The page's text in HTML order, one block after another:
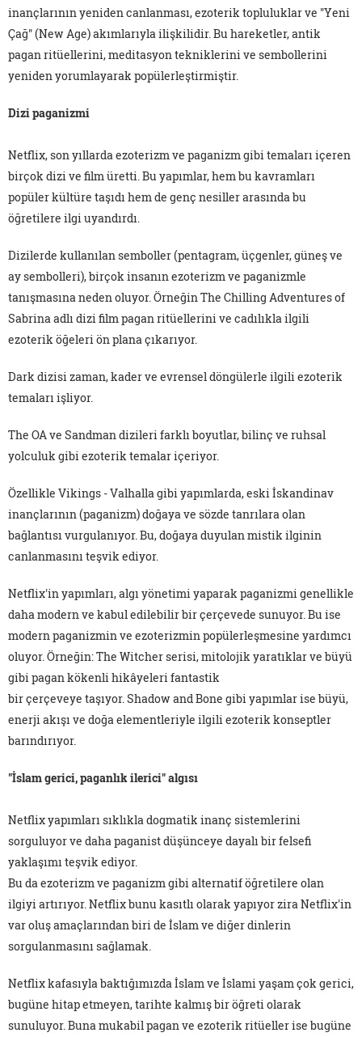
inançlarının yeniden canlanması, ezoterik topluluklar ve "Yeni
Çağ" (New Age) akımlarıyla ilişkilidir. Bu hareketler, antik
pagan ritüellerini, meditasyon tekniklerini ve sembollerini
yeniden yorumlayarak popülerleştirmiştir.
Dizi paganizmi
Netflix, son yıllarda ezoterizm ve paganizm gibi temaları içeren
birçok dizi ve film üretti. Bu yapımlar, hem bu kavramları
popüler kültüre taşıdı hem de genç nesiller arasında bu
öğretilere ilgi uyandırdı.
Dizilerde kullanılan semboller (pentagram, üçgenler, güneş ve
ay sembolleri), birçok insanın ezoterizm ve paganizmle
tanışmasına neden oluyor. Örneğin The Chilling Adventures of
Sabrina adlı dizi film pagan ritüellerini ve cadılıkla ilgili
ezoterik öğeleri ön plana çıkarıyor.
Dark dizisi zaman, kader ve evrensel döngülerle ilgili ezoterik
temaları işliyor.
The OA ve Sandman dizileri farklı boyutlar, bilinç ve ruhsal
yolculuk gibi ezoterik temalar içeriyor.
Özellikle Vikings - Valhalla gibi yapımlarda, eski İskandinav
inançlarının (paganizm) doğaya ve sözde tanrılara olan
bağlantısı vurgulanıyor. Bu, doğaya duyulan mistik ilginin
canlanmasını teşvik ediyor.
Netflix'in yapımları, algı yönetimi yaparak paganizmi genellikle
daha modern ve kabul edilebilir bir çerçevede sunuyor. Bu ise
modern paganizmin ve ezoterizmin popülerleşmesine yardımcı
oluyor. Örneğin: The Witcher serisi, mitolojik yaratıklar ve büyü
gibi pagan kökenli hikâyeleri fantastik
bir çerçeveye taşıyor. Shadow and Bone gibi yapımlar ise büyü,
enerji akışı ve doğa elementleriyle ilgili ezoterik konseptler
barındırıyor.
"İslam gerici, paganlık ilerici" algısı
Netflix yapımları sıklıkla dogmatik inanç sistemlerini
sorguluyor ve daha paganist düşünceye dayalı bir felsefi
yaklaşımı teşvik ediyor.
Bu da ezoterizm ve paganizm gibi alternatif öğretilere olan
ilgiyi artırıyor. Netflix bunu kasıtlı olarak yapıyor zira Netflix'in
var oluş amaçlarından biri de İslam ve diğer dinlerin
sorgulanmasını sağlamak.
Netflix kafasıyla baktığımızda İslam ve İslami yaşam çok gerici,
bugüne hitap etmeyen, tarihte kalmış bir öğreti olarak
sunuluyor. Buna mukabil pagan ve ezoterik ritüeller ise bugüne